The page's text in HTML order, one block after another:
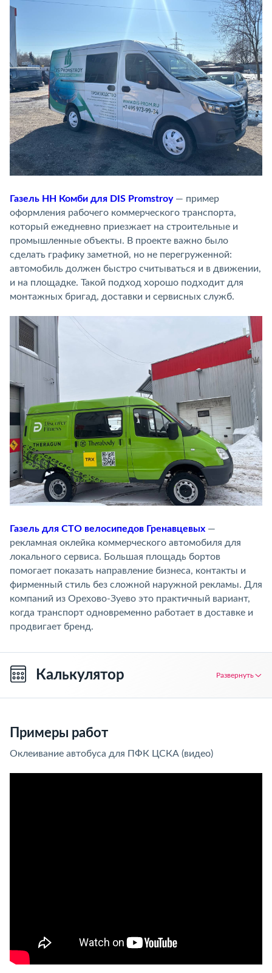
Газель НН Комби для DIS Promstroy— пример
оформления рабочего коммерческого транспорта,
который ежедневно приезжает на строительные и
промышленные объекты. В проекте важно было
сделать графику заметной, но не перегруженной:
автомобиль должен быстро считываться и в движении,
и на площадке. Такой подход хорошо подходит для
монтажных бригад, доставки и сервисных служб.
Газель для СТО велосипедов Гренавцевых —
рекламная оклейка коммерческого автомобиля для
локального сервиса. Большая площадь бортов
помогает показать направление бизнеса, контакты и
фирменный стиль без сложной наружной рекламы. Для
компаний из Орехово-Зуево это практичный вариант,
когда транспорт одновременно работает в доставке и
продвигает бренд.
Калькулятор Развернуть
Примеры работ
Оклеивание автобуса для ПФК ЦСКА (видео)